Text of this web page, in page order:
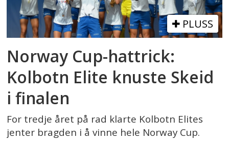
PLUSS
Norway Cup-hattrick:
Kolbotn Elite knuste Skeid
i finalen
For tredje året på rad klarte Kolbotn Elites
jenter bragden i å vinne hele Norway Cup.